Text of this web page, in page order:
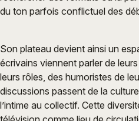
du ton parfois conflictuel des
Son plateau devient ainsi un
écrivains viennent parler de
leurs rôles, des humoristes de
discussions passent de la
l’intime au collectif. Cette